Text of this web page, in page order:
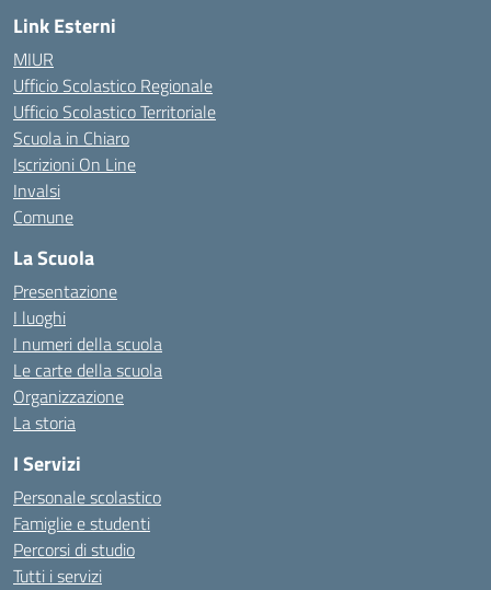
Link Esterni
MIUR
Ufficio Scolastico Regionale
Ufficio Scolastico Territoriale
Scuola in Chiaro
Iscrizioni On Line
Invalsi
Comune
La Scuola
Presentazione
I luoghi
I numeri della scuola
Le carte della scuola
Organizzazione
La storia
I Servizi
Personale scolastico
Famiglie e studenti
Percorsi di studio
Tutti i servizi